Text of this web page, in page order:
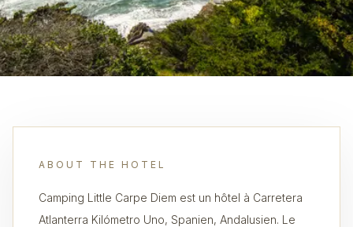
ABOUT THE HOTEL
Camping Little Carpe Diem est un hôtel à Carretera
Atlanterra Kilómetro Uno, Spanien, Andalusien. Le